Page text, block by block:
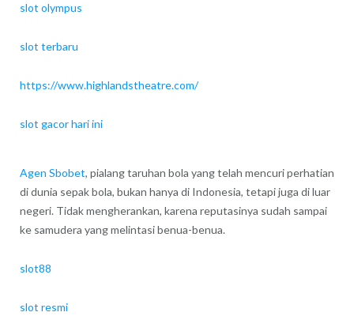
slot olympus
slot terbaru
https://www.highlandstheatre.com/
slot gacor hari ini
Agen Sbobet, pialang taruhan bola yang telah mencuri perhatian
di dunia sepak bola, bukan hanya di Indonesia, tetapi juga di luar
negeri. Tidak mengherankan, karena reputasinya sudah sampai
ke samudera yang melintasi benua-benua.
slot88
slot resmi